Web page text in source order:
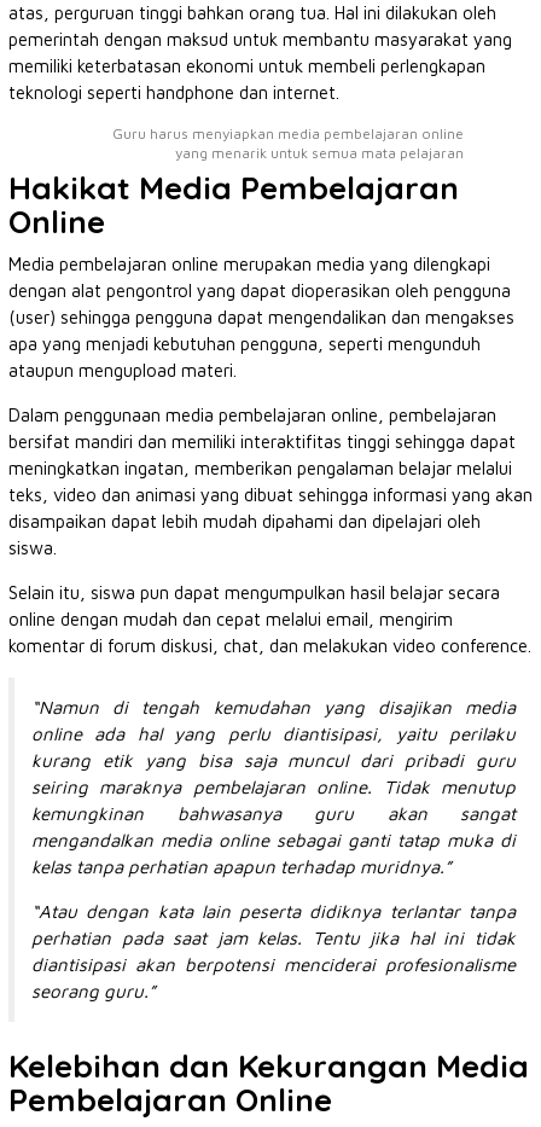
atas, perguruan tinggi bahkan orang tua. Hal ini dilakukan oleh
pemerintah dengan maksud untuk membantu masyarakat yang
memiliki keterbatasan ekonomi untuk membeli perlengkapan
teknologi seperti handphone dan internet.
Guru harus menyiapkan media pembelajaran online
yang menarik untuk semua mata pelajaran
Hakikat Media Pembelajaran
Online
Media pembelajaran online merupakan media yang dilengkapi
dengan alat pengontrol yang dapat dioperasikan oleh pengguna
(user) sehingga pengguna dapat mengendalikan dan mengakses
apa yang menjadi kebutuhan pengguna, seperti mengunduh
ataupun mengupload materi.
Dalam penggunaan media pembelajaran online, pembelajaran
bersifat mandiri dan memiliki interaktifitas tinggi sehingga dapat
meningkatkan ingatan, memberikan pengalaman belajar melalui
teks, video dan animasi yang dibuat sehingga informasi yang akan
disampaikan dapat lebih mudah dipahami dan dipelajari oleh
siswa.
Selain itu, siswa pun dapat mengumpulkan hasil belajar secara
online dengan mudah dan cepat melalui email, mengirim
komentar di forum diskusi, chat, dan melakukan video conference.
“Namun di tengah kemudahan yang disajikan media
online ada hal yang perlu diantisipasi, yaitu perilaku
kurang etik yang bisa saja muncul dari pribadi guru
seiring maraknya pembelajaran online. Tidak menutup
kemungkinan bahwasanya guru akan sangat
mengandalkan media online sebagai ganti tatap muka di
kelas tanpa perhatian apapun terhadap muridnya.”
“Atau dengan kata lain peserta didiknya terlantar tanpa
perhatian pada saat jam kelas. Tentu jika hal ini tidak
diantisipasi akan berpotensi menciderai profesionalisme
seorang guru.”
Kelebihan dan Kekurangan Media
Pembelajaran Online